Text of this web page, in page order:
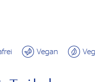
um deinen täglichen
Produktqualität . Die
und
sehr gut geeignet.
Vegan